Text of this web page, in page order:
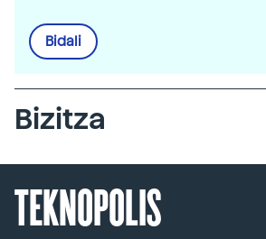
Bidali
Bizitza
TEKNOPOLIS